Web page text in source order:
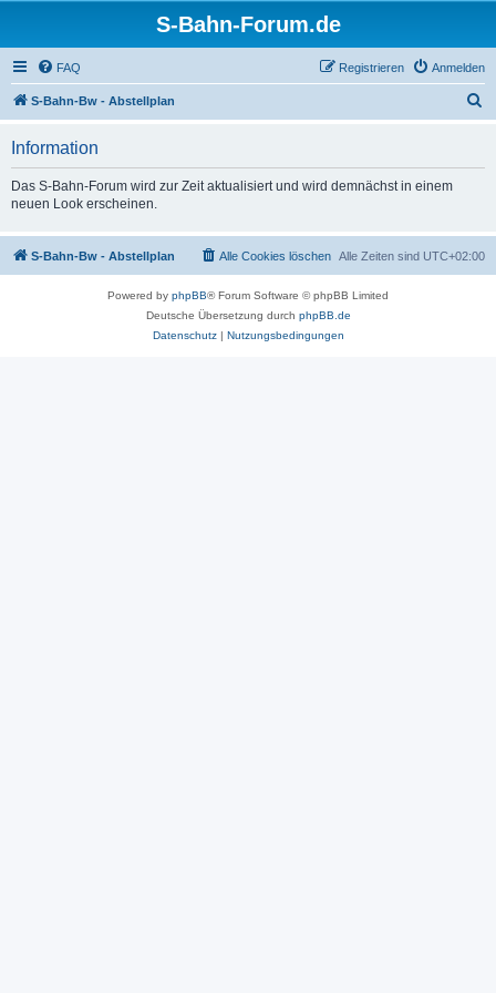
S-Bahn-Forum.de
FAQ Anmelden
Registrieren
S-Bahn-Bw - Abstellplan
Information
Das S-Bahn-Forum wird zur Zeit aktualisiert und wird demnächst in einem
neuen Look erscheinen.
S-Bahn-Bw - Abstellplan Alle Zeiten sind UTC+02:00
Alle Cookies löschen
Powered by phpBB® Forum Software © phpBB Limited
Deutsche Übersetzung durch phpBB.de
Datenschutz| Nutzungsbedingungen